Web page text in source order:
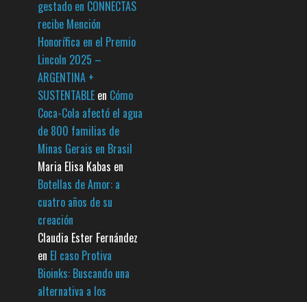
gestado en CONNECTAS
recibe Mención
Honorífica en el Premio
Lincoln 2025 –
ARGENTINA +
SUSTENTABLE en Cómo
Coca-Cola afectó el agua
de 800 familias de
Minas Gerais en Brasil
Maria Elisa Kabas en
Botellas de Amor: a
cuatro años de su
creación
Claudia Ester Fernández
en El caso Protiva
Bioinks: Buscando una
alternativa a los